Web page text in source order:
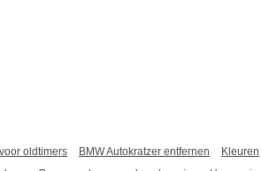
oldtimers BMW Autokratzer entfernen
Kleuren